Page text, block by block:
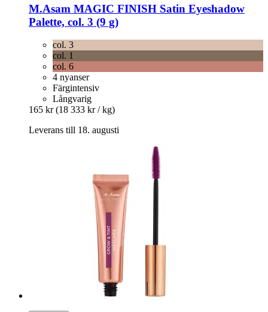
M.Asam MAGIC FINISH Satin Eyeshadow
Palette, col. 3 (9 g)
col. 3
col. 1
col. 6
4 nyanser
Färgintensiv
Långvarig
165 kr (18 333 kr / kg)
Leverans till 18. augusti